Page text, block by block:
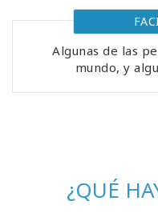
Algunas de las
mundo, y
¿QUÉ